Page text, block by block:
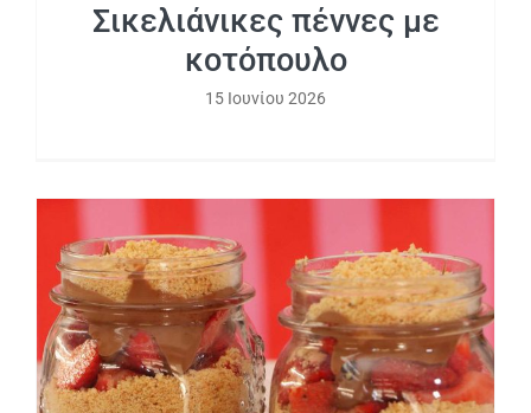
Σικελιάνικες πέννες με
κοτόπουλο
15 Ιουνίου 2026